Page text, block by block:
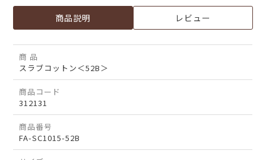
商品説明 レビュー
商 品
スラブコットン＜52B＞
商品コード
312131
商品番号
FA-SC1015-52B